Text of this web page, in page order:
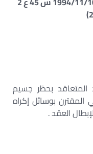
المتعاقد بحظر جسيم
المقترن بوسائل إكراه
العقد .